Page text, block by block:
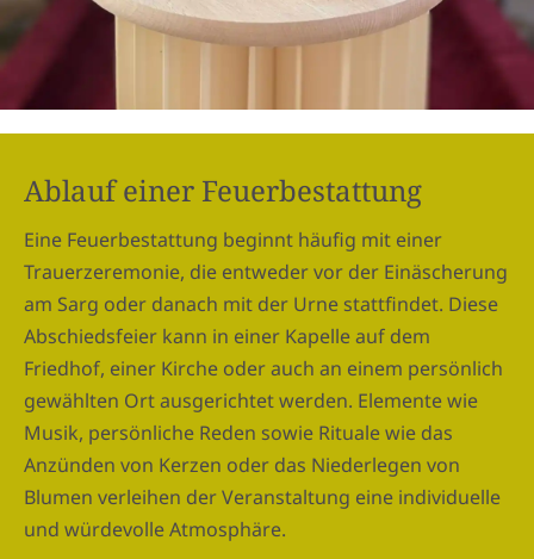
Ablauf einer Feuerbestattung
Eine Feuerbestattung beginnt häufig mit einer
Trauerzeremonie, die entweder vor der Einäscherung
am Sarg oder danach mit der Urne stattfindet. Diese
Abschiedsfeier kann in einer Kapelle auf dem
Friedhof, einer Kirche oder auch an einem persönlich
gewählten Ort ausgerichtet werden. Elemente wie
Musik, persönliche Reden sowie Rituale wie das
Anzünden von Kerzen oder das Niederlegen von
Blumen verleihen der Veranstaltung eine individuelle
und würdevolle Atmosphäre.